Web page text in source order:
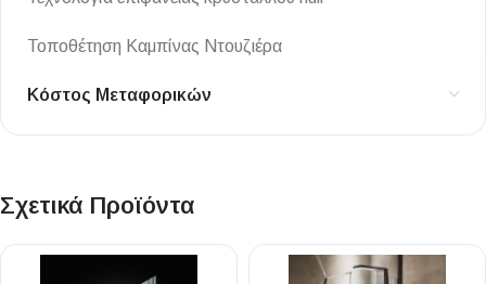
Τοποθέτηση Καμπίνας Ντουζιέρα
Κόστος Μεταφορικών
Σχετικά Προϊόντα